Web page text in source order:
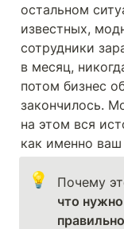
остальном
известных,
сотрудники
в месяц,
потом бизнес
закончилось.
на этом вся
как именно ваш
💡 Почему
что